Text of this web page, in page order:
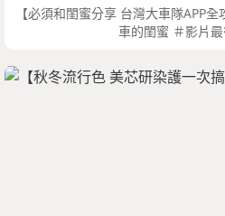
【必須和閨蜜分享 台灣大車隊APP
車的閨蜜 ＃影片